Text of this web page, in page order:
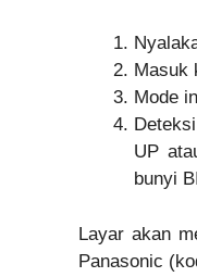
Masuk
Mode
UP
bunyi
Layar akan
Panasonic